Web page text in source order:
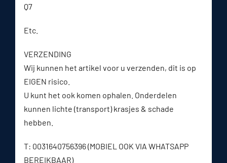
Q7
Etc.
VERZENDING
Wij kunnen het artikel voor u verzenden, dit is op
EIGEN risico.
U kunt het ook komen ophalen. Onderdelen
kunnen lichte (transport) krasjes & schade
hebben.
T: 0031640756396 (MOBIEL OOK VIA WHATSAPP
BEREIKBAAR)